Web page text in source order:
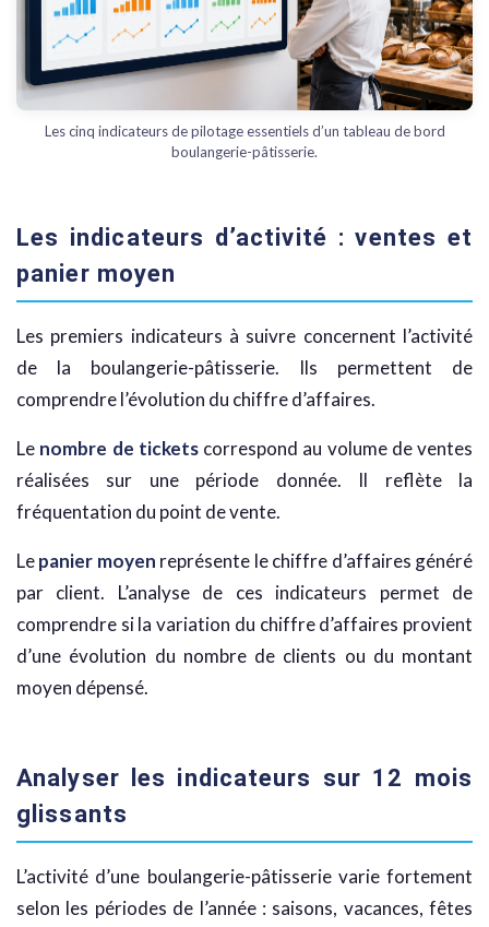
Les cinq indicateurs de pilotage essentiels d’un tableau de bord
boulangerie-pâtisserie.
Les indicateurs d’activité : ventes et
panier moyen
Les premiers indicateurs à suivre concernent l’activité
de la boulangerie-pâtisserie. Ils permettent de
comprendre l’évolution du chiffre d’affaires.
Le nombre de ticketscorrespond au volume de ventes
réalisées sur une période donnée. Il reflète la
fréquentation du point de vente.
Lepanier moyen représente le chiffre d’affaires généré
par client. L’analyse de ces indicateurs permet de
comprendre si la variation du chiffre d’affaires provient
d’une évolution du nombre de clients ou du montant
moyen dépensé.
Analyser les indicateurs sur 12 mois
glissants
L’activité d’une boulangerie-pâtisserie varie fortement
selon les périodes de l’année : saisons, vacances, fêtes